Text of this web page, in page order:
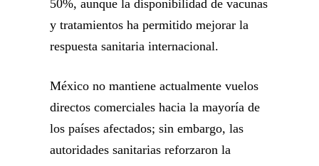
50%, aunque la disponibilidad de vacunas
y tratamientos ha permitido mejorar la
respuesta sanitaria internacional.
México no mantiene actualmente vuelos
directos comerciales hacia la mayoría de
los países afectados; sin embargo, las
autoridades sanitarias reforzaron la